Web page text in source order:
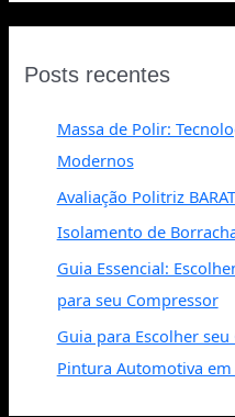
Posts recentes
Massa de Polir:
Modernos
Avaliação Politriz
Isolamento de
Guia Essencial:
para seu Compressor
Guia para Escolher
Pintura Automotiva em